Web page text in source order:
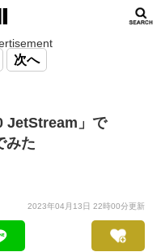
次へ
JetStream」で
みた
2023年04月13日 22時00分更新